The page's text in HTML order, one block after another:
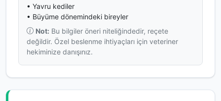
• Yavru kediler
• Büyüme dönemindeki bireyler
Not: Bu bilgiler öneri niteliğindedir, reçete
değildir. Özel beslenme ihtiyaçları için veteriner
hekiminize danışınız.